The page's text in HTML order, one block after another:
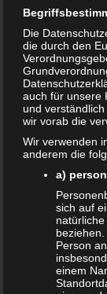
Sport in
schwerer und
Die
die durch den
auch für unsere
und
wir vorab die
Wir verwenden
anderem die
a)
sich auf
Person
einem